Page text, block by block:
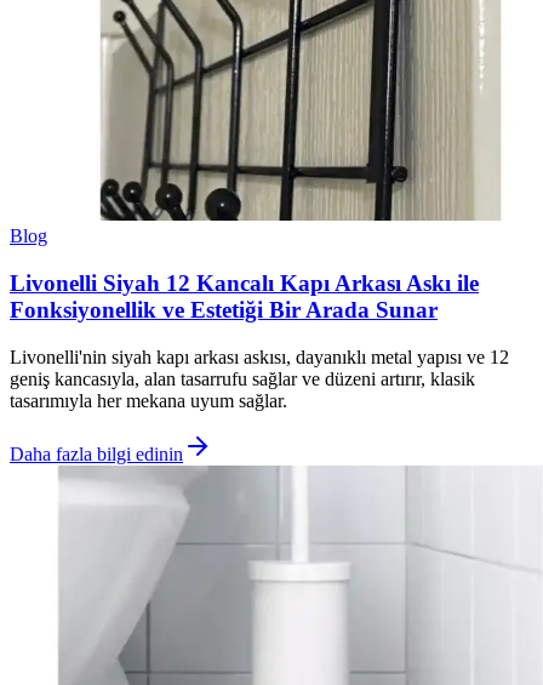
Blog
Livonelli Siyah 12 Kancalı Kapı Arkası Askı ile
Fonksiyonellik ve Estetiği Bir Arada Sunar
Livonelli'nin siyah kapı arkası askısı, dayanıklı metal yapısı ve 12
geniş kancasıyla, alan tasarrufu sağlar ve düzeni artırır, klasik
tasarımıyla her mekana uyum sağlar.
Daha fazla bilgi edinin